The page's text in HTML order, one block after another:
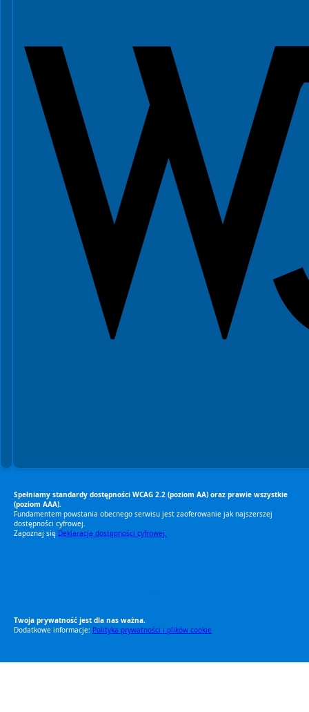
Spełniamy standardy dostępności WCAG 2.2 (poziom AA) oraz prawie wszystkie
(poziom AAA).
Fundamentem powstania obecnego serwisu jest zaoferowanie jak najszerszej
dostępności cyfrowej.
Zapoznaj się Deklaracją dostępności cyfrowej.
Twoja prywatność jest dla nas ważna.
Dodatkowe informacje: Polityka prywatności i plików cookie